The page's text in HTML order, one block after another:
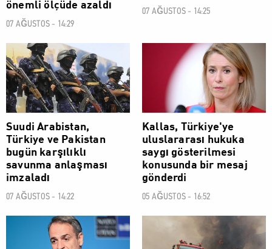
önemli ölçüde azaldı
07 AĞUSTOS - 14:29
07 AĞUSTOS - 14:25
Suudi Arabistan,
Türkiye ve Pakistan
bugün karşılıklı
savunma anlaşması
imzaladı
07 AĞUSTOS - 14:22
DÜNYA
Kallas, Türkiye'ye
uluslararası hukuka
saygı gösterilmesi
konusunda bir mesaj
gönderdi
05 AĞUSTOS - 16:52
DÜNYA